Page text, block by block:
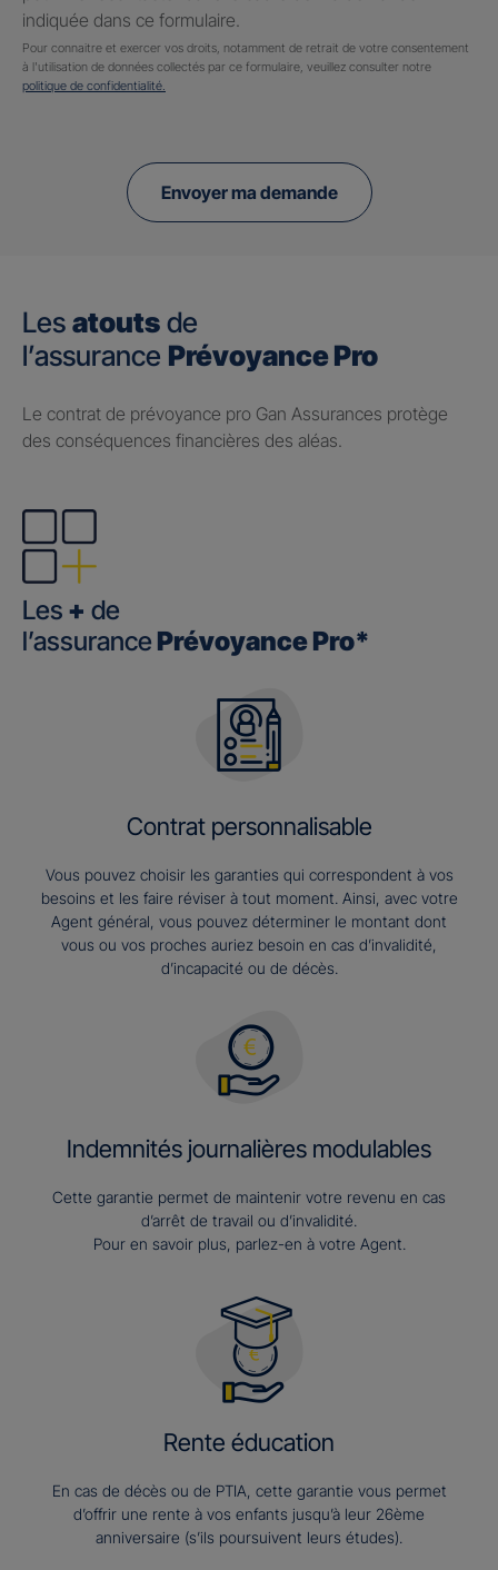
indiquée dans ce formulaire.
Pour connaitre et exercer vos droits, notamment de retrait de votre consentement
à l'utilisation de données collectés par ce formulaire, veuillez consulter notre
politique de confidentialité.
Envoyer ma demande
Les atouts de
l’assurance Prévoyance Pro
Le contrat de prévoyance pro Gan Assurances protège
des conséquences financières des aléas.
Les + de
l’assurance Prévoyance Pro*
Contrat personnalisable
Vous pouvez choisir les garanties qui correspondent à vos
besoins et les faire réviser à tout moment. Ainsi, avec votre
Agent général, vous pouvez déterminer le montant dont
vous ou vos proches auriez besoin en cas d’invalidité,
d’incapacité ou de décès.
Indemnités journalières modulables
Cette garantie permet de maintenir votre revenu en cas
d’arrêt de travail ou d’invalidité.
Pour en savoir plus, parlez-en à votre Agent.
Rente éducation
En cas de décès ou de PTIA, cette garantie vous permet
d’offrir une rente à vos enfants jusqu’à leur 26ème
anniversaire (s’ils poursuivent leurs études).​